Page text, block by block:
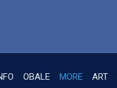
OBALE MORE ART